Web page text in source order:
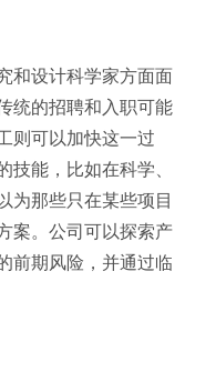
和设计科学家方面面
统的招聘和入职可能
则可以加快这一过
能，比如在科学、
为那些只在某些项目
案。公司可以探索产
前期风险，并通过临